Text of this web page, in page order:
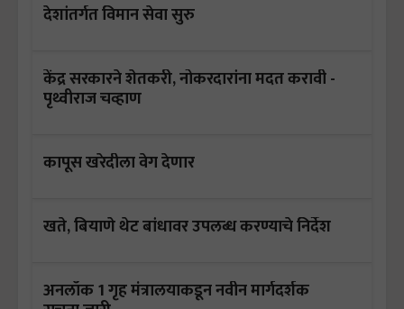
देशांतर्गत विमान सेवा सुरु
केंद्र सरकारने शेतकरी, नोकरदारांना मदत करावी -
पृथ्वीराज चव्हाण
कापूस खरेदीला वेग देणार
खते, बियाणे थेट बांधावर उपलब्ध करण्याचे निर्देश
अनलॉक 1 गृह मंत्रालयाकडून नवीन मार्गदर्शक